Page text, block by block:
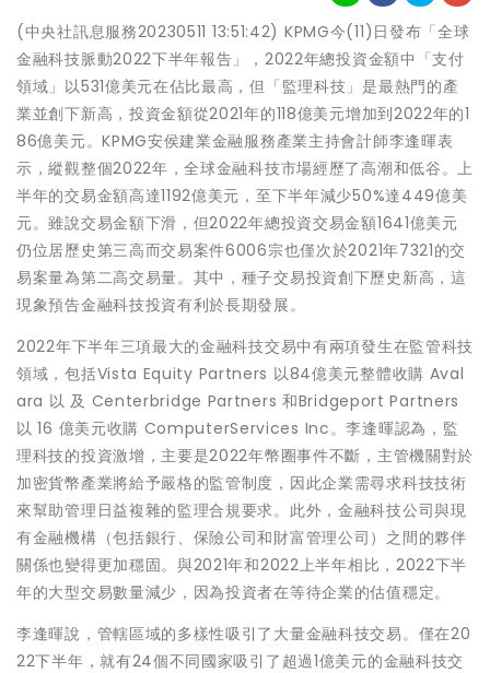
(中央社訊息服務20230511 13:51:42) KPMG今(11)日發布「全球
金融科技脈動2022下半年報告」，2022年總投資金額中「支付
領域」以531億美元在佔比最高，但「監理科技」是最熱門的產
業並創下新高，投資金額從2021年的118億美元增加到2022年的1
86億美元。KPMG安侯建業金融服務產業主持會計師李逢暉表
示，縱觀整個2022年，全球金融科技市場經歷了高潮和低谷。上
半年的交易金額高達1192億美元，至下半年減少50%達449億美
元。雖說交易金額下滑，但2022年總投資交易金額1641億美元
仍位居歷史第三高而交易案件6006宗也僅次於2021年7321的交
易案量為第二高交易量。其中，種子交易投資創下歷史新高，這
現象預告金融科技投資有利於長期發展。
2022年下半年三項最大的金融科技交易中有兩項發生在監管科技
領域，包括Vista Equity Partners 以84億美元整體收購 Aval
ara 以 及 Centerbridge Partners 和Bridgeport Partners
以 16 億美元收購 ComputerServices Inc。李逢暉認為，監
理科技的投資激增，主要是2022年幣圈事件不斷，主管機關對於
加密貨幣產業將給予嚴格的監管制度，因此企業需尋求科技技術
來幫助管理日益複雜的監理合規要求。此外，金融科技公司與現
有金融機構（包括銀行、保險公司和財富管理公司）之間的夥伴
關係也變得更加穩固。與2021年和2022上半年相比，2022下半
年的大型交易數量減少，因為投資者在等待企業的估值穩定。
李逢暉說，管轄區域的多樣性吸引了大量金融科技交易。僅在20
22下半年，就有24個不同國家吸引了超過1億美元的金融科技交